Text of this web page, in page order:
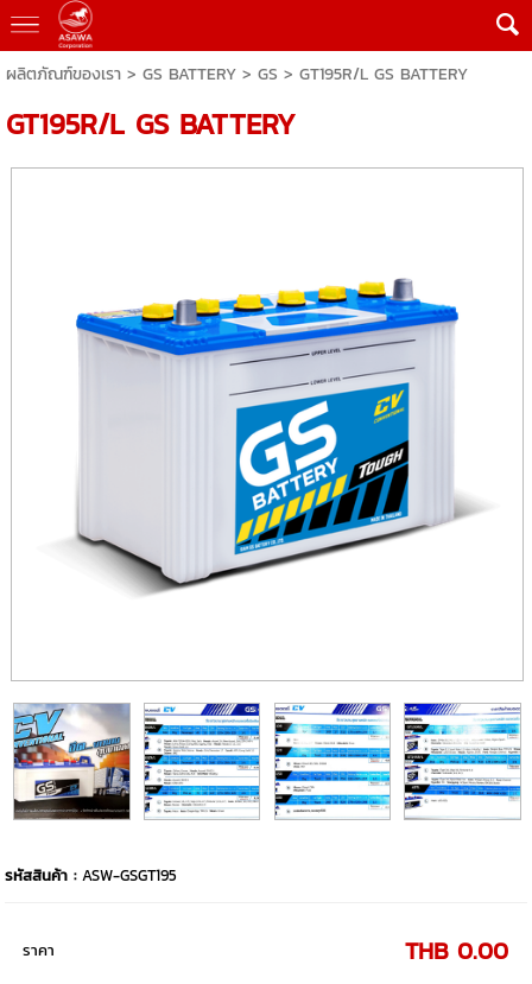
ผลิตภัณฑ์ของเรา> GS BATTERY> GS > GT195R/L GS BATTERY
GT195R/L GS BATTERY
รหัสสินค้า :ASW-GSGT195
ราคา THB 0.00